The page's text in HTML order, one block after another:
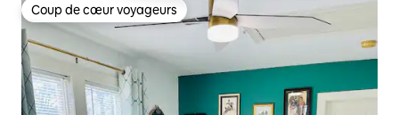
Coup de cœur voyageurs
Coup de cœur voyageurs